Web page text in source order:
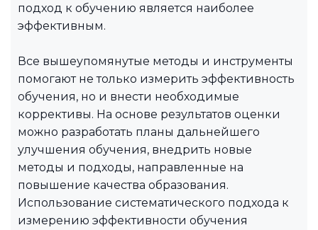
подход к обучению является наиболее
эффективным.
Все вышеупомянутые методы и инструменты
помогают не только измерить эффективность
обучения, но и внести необходимые
коррективы. На основе результатов оценки
можно разработать планы дальнейшего
улучшения обучения, внедрить новые
методы и подходы, направленные на
повышение качества образования.
Использование систематического подхода к
измерению эффективности обучения